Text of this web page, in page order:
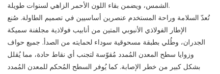
الشمس، ويضمن بقاء اللون الأحمر الزاهي لسنوات طويلة.
تُعدّ السلامة وراحة المستخدم عنصرين أساسيين في تصميم الطاولة. صُنع
الإطار الفولاذي الأنبوبي المتين من أنابيب فولاذية مجلفنة سميكة
الجدران، وطُلي بطبقة مسحوقية سوداء لحمايته من الصدأ. جميع حواف
وزوايا سطح المعدن المُمدد مُقوّسة لتجنب أي نقاط حادة، مما يُقلل
بشكل كبير من خطر الإصابة. كما يُوفر السطح المُحكم للمعدن المُمدد